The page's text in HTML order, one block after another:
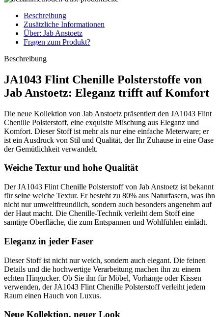
Beschreibung
Zusätzliche Informationen
Über: Jab Anstoetz
Fragen zum Produkt?
Beschreibung
JA1043 Flint Chenille Polsterstoffe von
Jab Anstoetz: Eleganz trifft auf Komfort
Die neue Kollektion von Jab Anstoetz präsentiert den JA1043 Flint
Chenille Polsterstoff, eine exquisite Mischung aus Eleganz und
Komfort. Dieser Stoff ist mehr als nur eine einfache Meterware; er
ist ein Ausdruck von Stil und Qualität, der Ihr Zuhause in eine Oase
der Gemütlichkeit verwandelt.
Weiche Textur und hohe Qualität
Der JA1043 Flint Chenille Polsterstoff von Jab Anstoetz ist bekannt
für seine weiche Textur. Er besteht zu 80% aus Naturfasern, was ihn
nicht nur umweltfreundlich, sondern auch besonders angenehm auf
der Haut macht. Die Chenille-Technik verleiht dem Stoff eine
samtige Oberfläche, die zum Entspannen und Wohlfühlen einlädt.
Eleganz in jeder Faser
Dieser Stoff ist nicht nur weich, sondern auch elegant. Die feinen
Details und die hochwertige Verarbeitung machen ihn zu einem
echten Hingucker. Ob Sie ihn für Möbel, Vorhänge oder Kissen
verwenden, der JA1043 Flint Chenille Polsterstoff verleiht jedem
Raum einen Hauch von Luxus.
Neue Kollektion, neuer Look